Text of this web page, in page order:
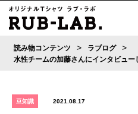
読み物コンテンツ > ラブログ >
水性チームの加藤さんにインタビュー
豆知識 2021.08.17